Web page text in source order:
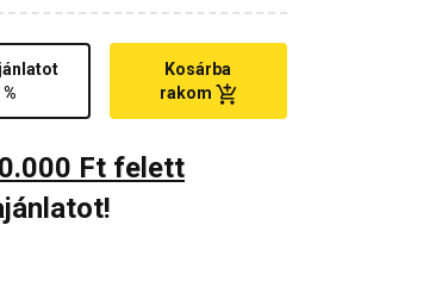
Kosárba
rakom
Ft felett